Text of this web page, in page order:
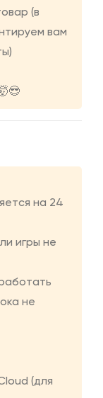
(в
вам
на 24
игры не
не
(для